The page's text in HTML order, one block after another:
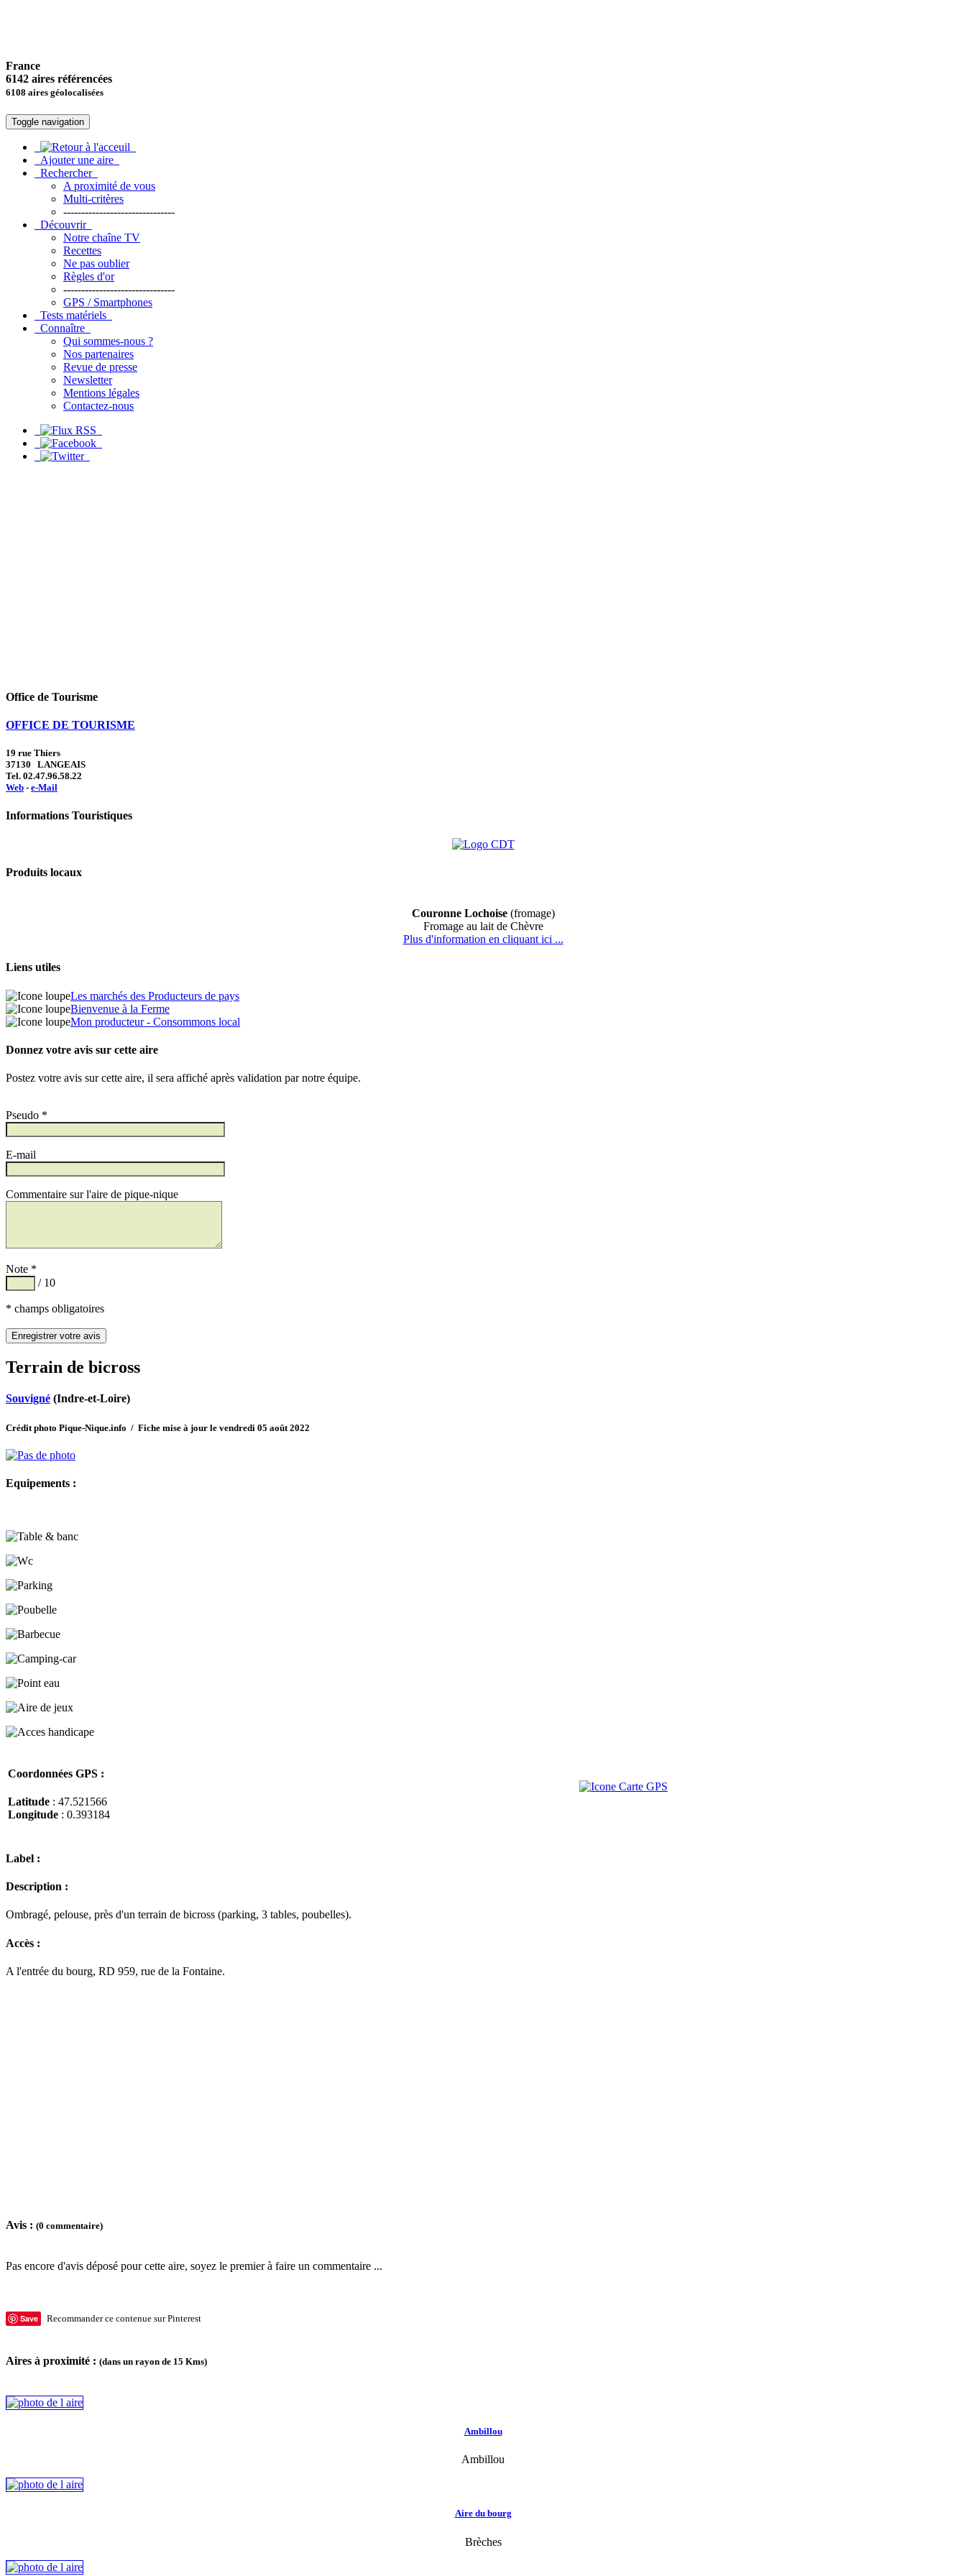
France
6142 aires référencées
6108 aires géolocalisées
Toggle navigation
Ajouter une aire
Rechercher
A proximité de vous
Multi-critères
-------------------------------
Découvrir
Notre chaîne TV
Recettes
Ne pas oublier
Règles d'or
-------------------------------
GPS / Smartphones
Tests matériels
Connaître
Qui sommes-nous ?
Nos partenaires
Revue de presse
Newsletter
Mentions légales
Contactez-nous
Office de Tourisme
OFFICE DE TOURISME
19 rue Thiers
37130 LANGEAIS
Tel. 02.47.96.58.22
Web - e-Mail
Informations Touristiques
Produits locaux
Couronne Lochoise(fromage)
Fromage au lait de Chèvre
Plus d'information en cliquant ici ...
Liens utiles
Les marchés des Producteurs de pays
Bienvenue à la Ferme
Mon producteur - Consommons local
Donnez votre avis sur cette aire
Postez votre avis sur cette aire, il sera affiché après validation par notre équipe.
Pseudo *
E-mail
Commentaire sur l'aire de pique-nique
Note *
/ 10
* champs obligatoires
Terrain de bicross
Souvigné (Indre-et-Loire)
Crédit photo Pique-Nique.info / Fiche mise à jour le vendredi 05 août 2022
Equipements :
Coordonnées GPS :
Latitude : 47.521566
Longitude : 0.393184
Label :
Description :
Ombragé, pelouse, près d'un terrain de bicross (parking, 3 tables, poubelles).
Accès :
A l'entrée du bourg, RD 959, rue de la Fontaine.
Avis : (0 commentaire)
Pas encore d'avis déposé pour cette aire, soyez le premier à faire un commentaire ...
Save Recommander ce contenue sur Pinterest
Aires à proximité : (dans un rayon de 15 Kms)
Ambillou
Ambillou
Aire du bourg
Brèches